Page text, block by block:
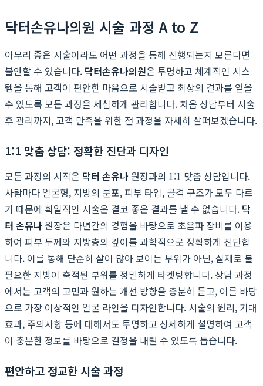
닥터손유나의원 시술 과정 A to Z
아무리 좋은 시술이라도 어떤 과정을 통해 진행되는지 모른다면
불안할 수 있습니다. 닥터손유나의원은 투명하고 체계적인 시스
템을 통해 고객이 편안한 마음으로 시술받고 최상의 결과를 얻을
수 있도록 모든 과정을 세심하게 관리합니다. 처음 상담부터 시술
후 관리까지, 고객 만족을 위한 전 과정을 자세히 살펴보겠습니다.
1:1 맞춤 상담: 정확한 진단과 디자인
모든 과정의 시작은 닥터 손유나 원장과의 1:1 맞춤 상담입니다.
사람마다 얼굴형, 지방의 분포, 피부 타입, 골격 구조가 모두 다르
기 때문에 획일적인 시술은 결코 좋은 결과를 낼 수 없습니다. 닥
터 손유나 원장은 다년간의 경험을 바탕으로 초음파 장비를 이용
하여 피부 두께와 지방층의 깊이를 과학적으로 정확하게 진단합
니다. 이를 통해 단순히 살이 많아 보이는 부위가 아닌, 실제로 불
필요한 지방이 축적된 부위를 정밀하게 타겟팅합니다. 상담 과정
에서는 고객의 고민과 원하는 개선 방향을 충분히 듣고, 이를 바탕
으로 가장 이상적인 얼굴 라인을 디자인합니다. 시술의 원리, 기대
효과, 주의사항 등에 대해서도 투명하고 상세하게 설명하여 고객
이 충분한 정보를 바탕으로 결정을 내릴 수 있도록 돕습니다.
편안하고 정교한 시술 과정